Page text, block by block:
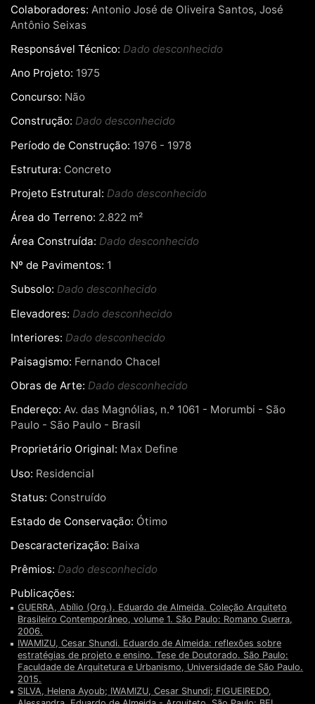
Colaboradores: Antonio José de Oliveira Santos, José
Antônio Seixas
Responsável Técnico: Dado desconhecido
Ano Projeto: 1975
Concurso: Não
Construção: Dado desconhecido
Período de Construção: 1976 - 1978
Estrutura: Concreto
Projeto Estrutural: Dado desconhecido
Área do Terreno: 2.822 m²
Área Construída: Dado desconhecido
Nº de Pavimentos: 1
Subsolo: Dado desconhecido
Elevadores: Dado desconhecido
Interiores: Dado desconhecido
Paisagismo: Fernando Chacel
Obras de Arte: Dado desconhecido
Endereço: Av. das Magnólias, n.º 1061 - Morumbi - São
Paulo - São Paulo - Brasil
Proprietário Original: Max Define
Uso: Residencial
Status: Construído
Estado de Conservação: Ótimo
Descaracterização: Baixa
Prêmios: Dado desconhecido
Publicações:
GUERRA, Abílio (Org.). Eduardo de Almeida. Coleção Arquiteto
Brasileiro Contemporâneo, volume 1. São Paulo: Romano Guerra,
2006.
IWAMIZU, Cesar Shundi. Eduardo de Almeida: reflexões sobre
estratégias de projeto e ensino. Tese de Doutorado. São Paulo:
Faculdade de Arquitetura e Urbanismo, Universidade de São Paulo.
2015.
SILVA, Helena Ayoub; IWAMIZU, Cesar Shundi; FIGUEIREDO,